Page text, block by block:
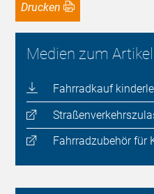
Drucken
Medien zum Artikel
Fahrradkauf
Fahrradzubehör für